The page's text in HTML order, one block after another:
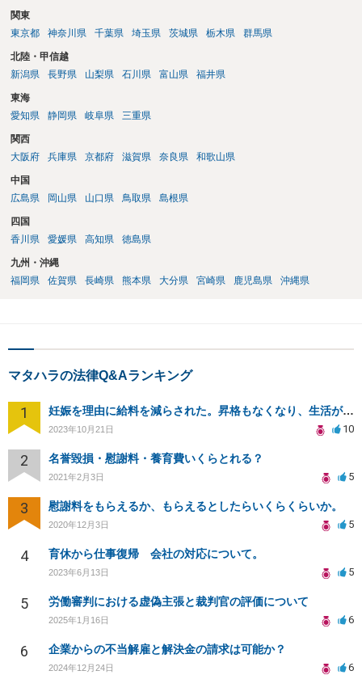
関東
東京都
神奈川県 千葉県 埼玉県 茨城県 栃木県 群馬県
北陸・甲信越
新潟県
長野県 山梨県 石川県 富山県 福井県
東海
愛知県
静岡県 岐阜県 三重県
関西
大阪府
兵庫県 京都府 滋賀県 奈良県 和歌山県
中国
広島県
岡山県 山口県 鳥取県 島根県
四国
香川県
愛媛県 高知県 徳島県
九州・沖縄
福岡県
佐賀県 長崎県 熊本県 大分県 宮崎県 鹿児島県 沖縄県
マタハラの法律Q&Aランキング
1 妊娠を理由に給料を減らされた。昇格もなくなり、生活が苦しい。
2023年10月21日 10
2 名誉毀損・慰謝料・養育費いくらとれる？
2021年2月3日 5
3 慰謝料をもらえるか、もらえるとしたらいくらくらいか。
2020年12月3日 5
4 育休から仕事復帰 会社の対応について。
2023年6月13日 5
5 労働審判における虚偽主張と裁判官の評価について
2025年1月16日 6
6 企業からの不当解雇と解決金の請求は可能か？
2024年12月24日 6